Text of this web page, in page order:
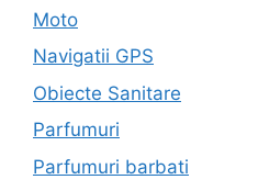
Moto
Navigatii GPS
Obiecte Sanitare
Parfumuri
Parfumuri barbati